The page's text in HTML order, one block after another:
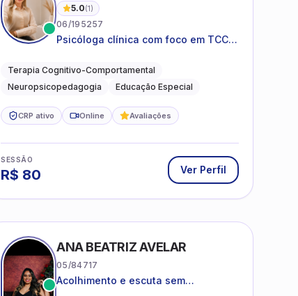
5.0(1)
06/195257
Psicóloga clínica com foco em TCC,
acompanhamento do
neurodesenvolvimento.
Terapia Cognitivo-Comportamental
Neuropsicopedagogia
Educação Especial
CRP ativo Online Avaliações
SESSÃO
R$ 80 Ver Perfil
ANA BEATRIZ AVELAR
05/84717
Acolhimento e escuta sem